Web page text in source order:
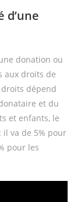
d’une
donation ou
aux droits de
dépend
et du
et enfants, le
va de 5% pour
pour les